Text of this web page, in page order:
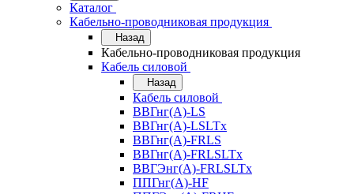
Каталог
Кабельно-проводниковая продукция
Назад
Кабельно-проводниковая продукция
Кабель силовой
Назад
Кабель силовой
ВВГнг(А)-LS
ВВГнг(А)-LSLTx
ВВГнг(А)-FRLS
ВВГнг(А)-FRLSLTx
ВВГЭнг(А)-FRLSLTx
ППГнг(А)-HF